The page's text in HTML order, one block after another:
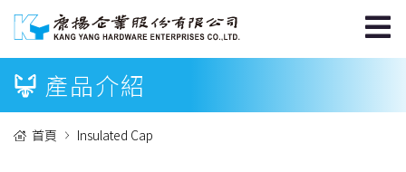
產品介紹
首頁 Insulated Cap